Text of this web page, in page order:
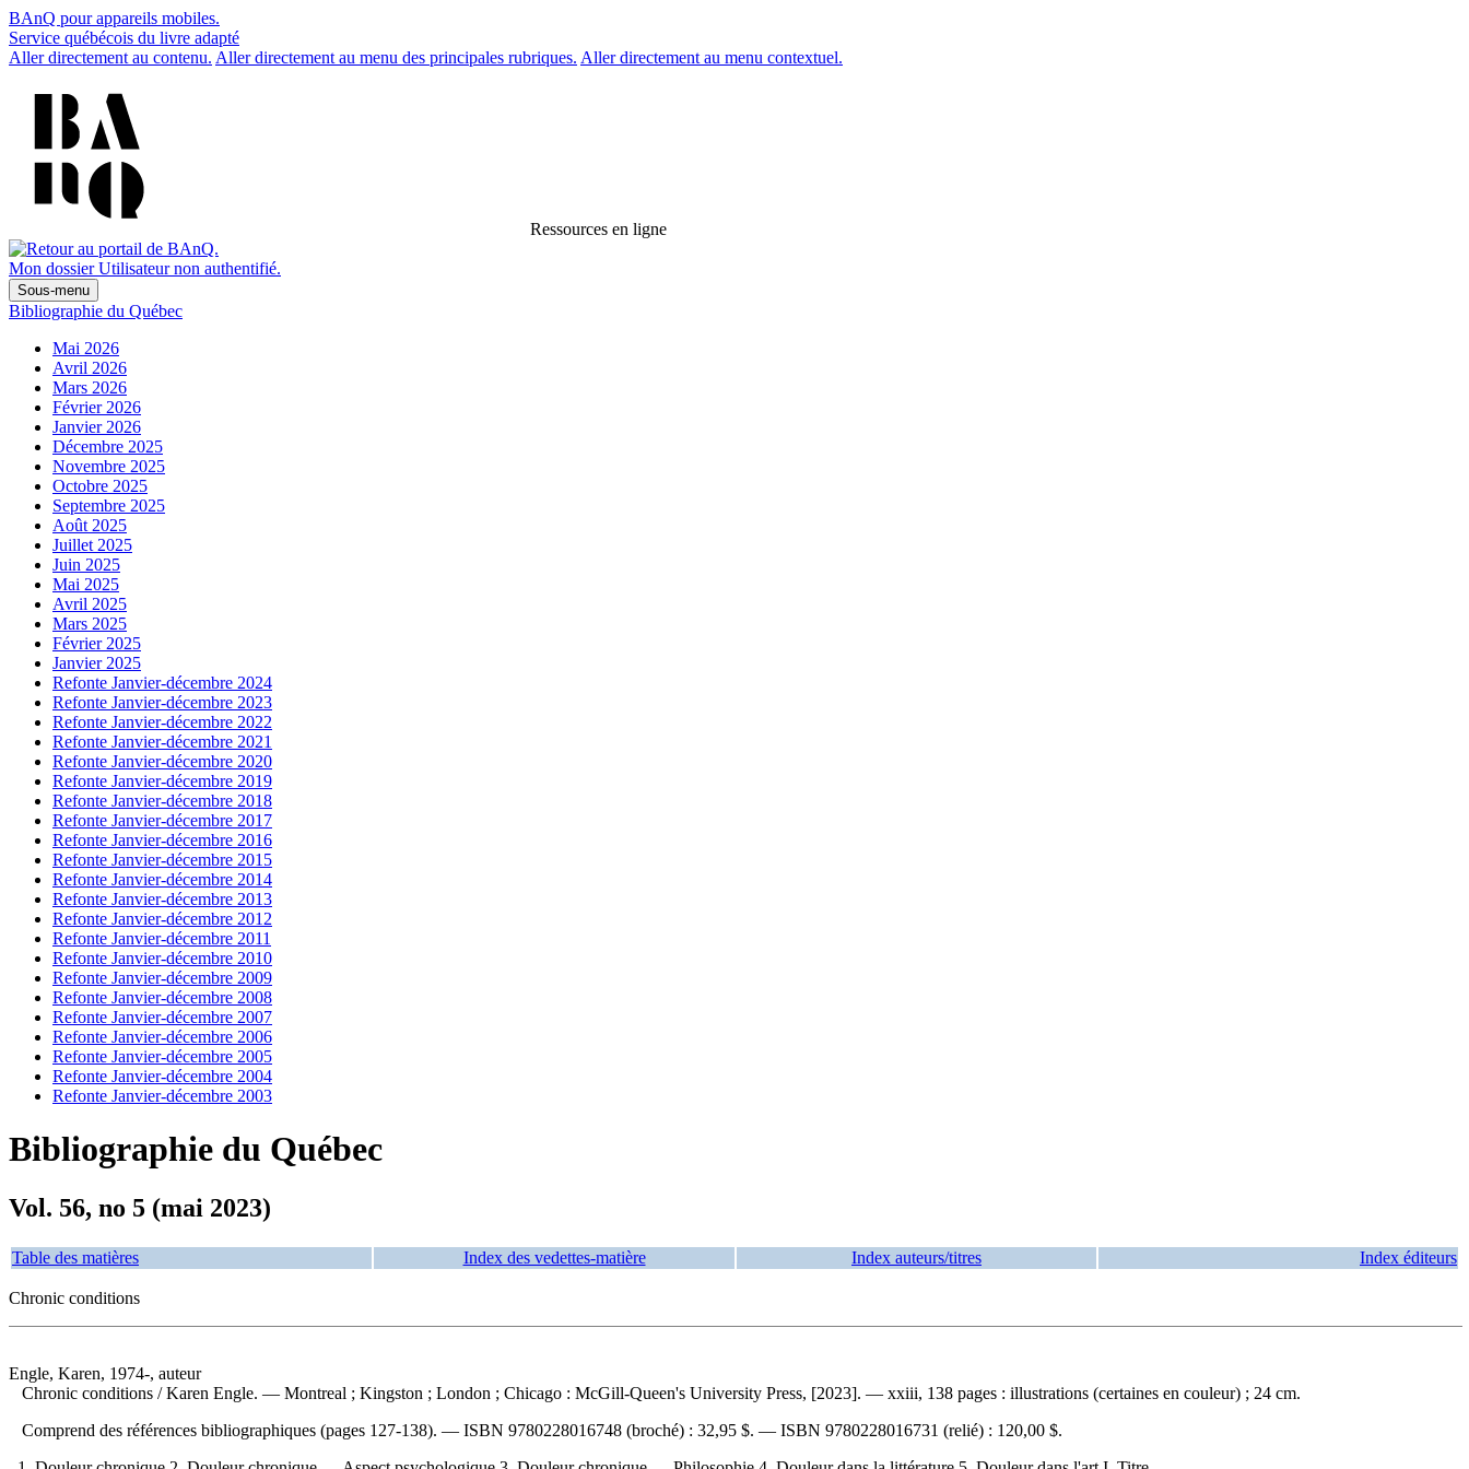
BAnQ pour appareils mobiles.
Service québécois du livre adapté
Aller directement au contenu. Aller directement au menu des principales rubriques. Aller directement au menu contextuel.
Ressources en ligne
Mon dossier Utilisateur non authentifié.
Sous-menu
Bibliographie du Québec
Mai 2026
Avril 2026
Mars 2026
Février 2026
Janvier 2026
Décembre 2025
Novembre 2025
Octobre 2025
Septembre 2025
Août 2025
Juillet 2025
Juin 2025
Mai 2025
Avril 2025
Mars 2025
Février 2025
Janvier 2025
Refonte Janvier-décembre 2024
Refonte Janvier-décembre 2023
Refonte Janvier-décembre 2022
Refonte Janvier-décembre 2021
Refonte Janvier-décembre 2020
Refonte Janvier-décembre 2019
Refonte Janvier-décembre 2018
Refonte Janvier-décembre 2017
Refonte Janvier-décembre 2016
Refonte Janvier-décembre 2015
Refonte Janvier-décembre 2014
Refonte Janvier-décembre 2013
Refonte Janvier-décembre 2012
Refonte Janvier-décembre 2011
Refonte Janvier-décembre 2010
Refonte Janvier-décembre 2009
Refonte Janvier-décembre 2008
Refonte Janvier-décembre 2007
Refonte Janvier-décembre 2006
Refonte Janvier-décembre 2005
Refonte Janvier-décembre 2004
Refonte Janvier-décembre 2003
Bibliographie du Québec
Vol. 56, no 5 (mai 2023)
Table des matières Index des vedettes-matière Index auteurs/titres Index éditeurs
Chronic conditions
Engle, Karen, 1974-, auteur
Chronic conditions / Karen Engle. — Montreal ; Kingston ; London ; Chicago : McGill-Queen's University Press, [2023]. — xxiii, 138 pages : illustrations (certaines en couleur) ; 24 cm.
Comprend des références bibliographiques (pages 127-138). — ISBN 9780228016748 (broché) : 32,95 $. — ISBN 9780228016731 (relié) : 120,00 $.